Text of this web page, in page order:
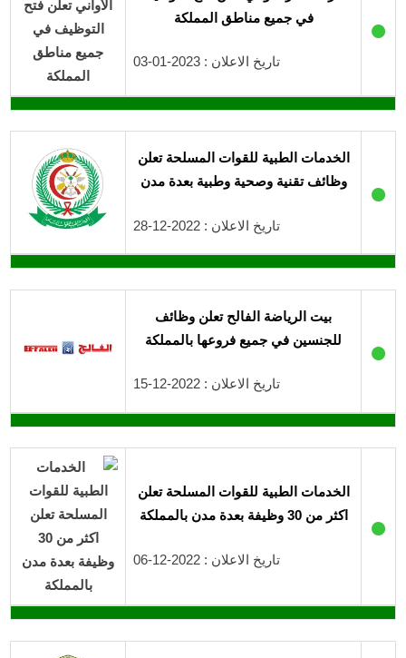
●
في جميع مناطق المملكة
تاريخ الاعلان : 2023-01-03
●
الخدمات الطبية للقوات المسلحة تعلن
وظائف تقنية وصحية وطبية بعدة مدن
تاريخ الاعلان : 2022-12-28
●
بيت الرياضة الفالح تعلن وظائف
للجنسين في جميع فروعها بالمملكة
تاريخ الاعلان : 2022-12-15
●
الخدمات الطبية للقوات المسلحة تعلن
اكثر من 30 وظيفة بعدة مدن بالمملكة
تاريخ الاعلان : 2022-12-06